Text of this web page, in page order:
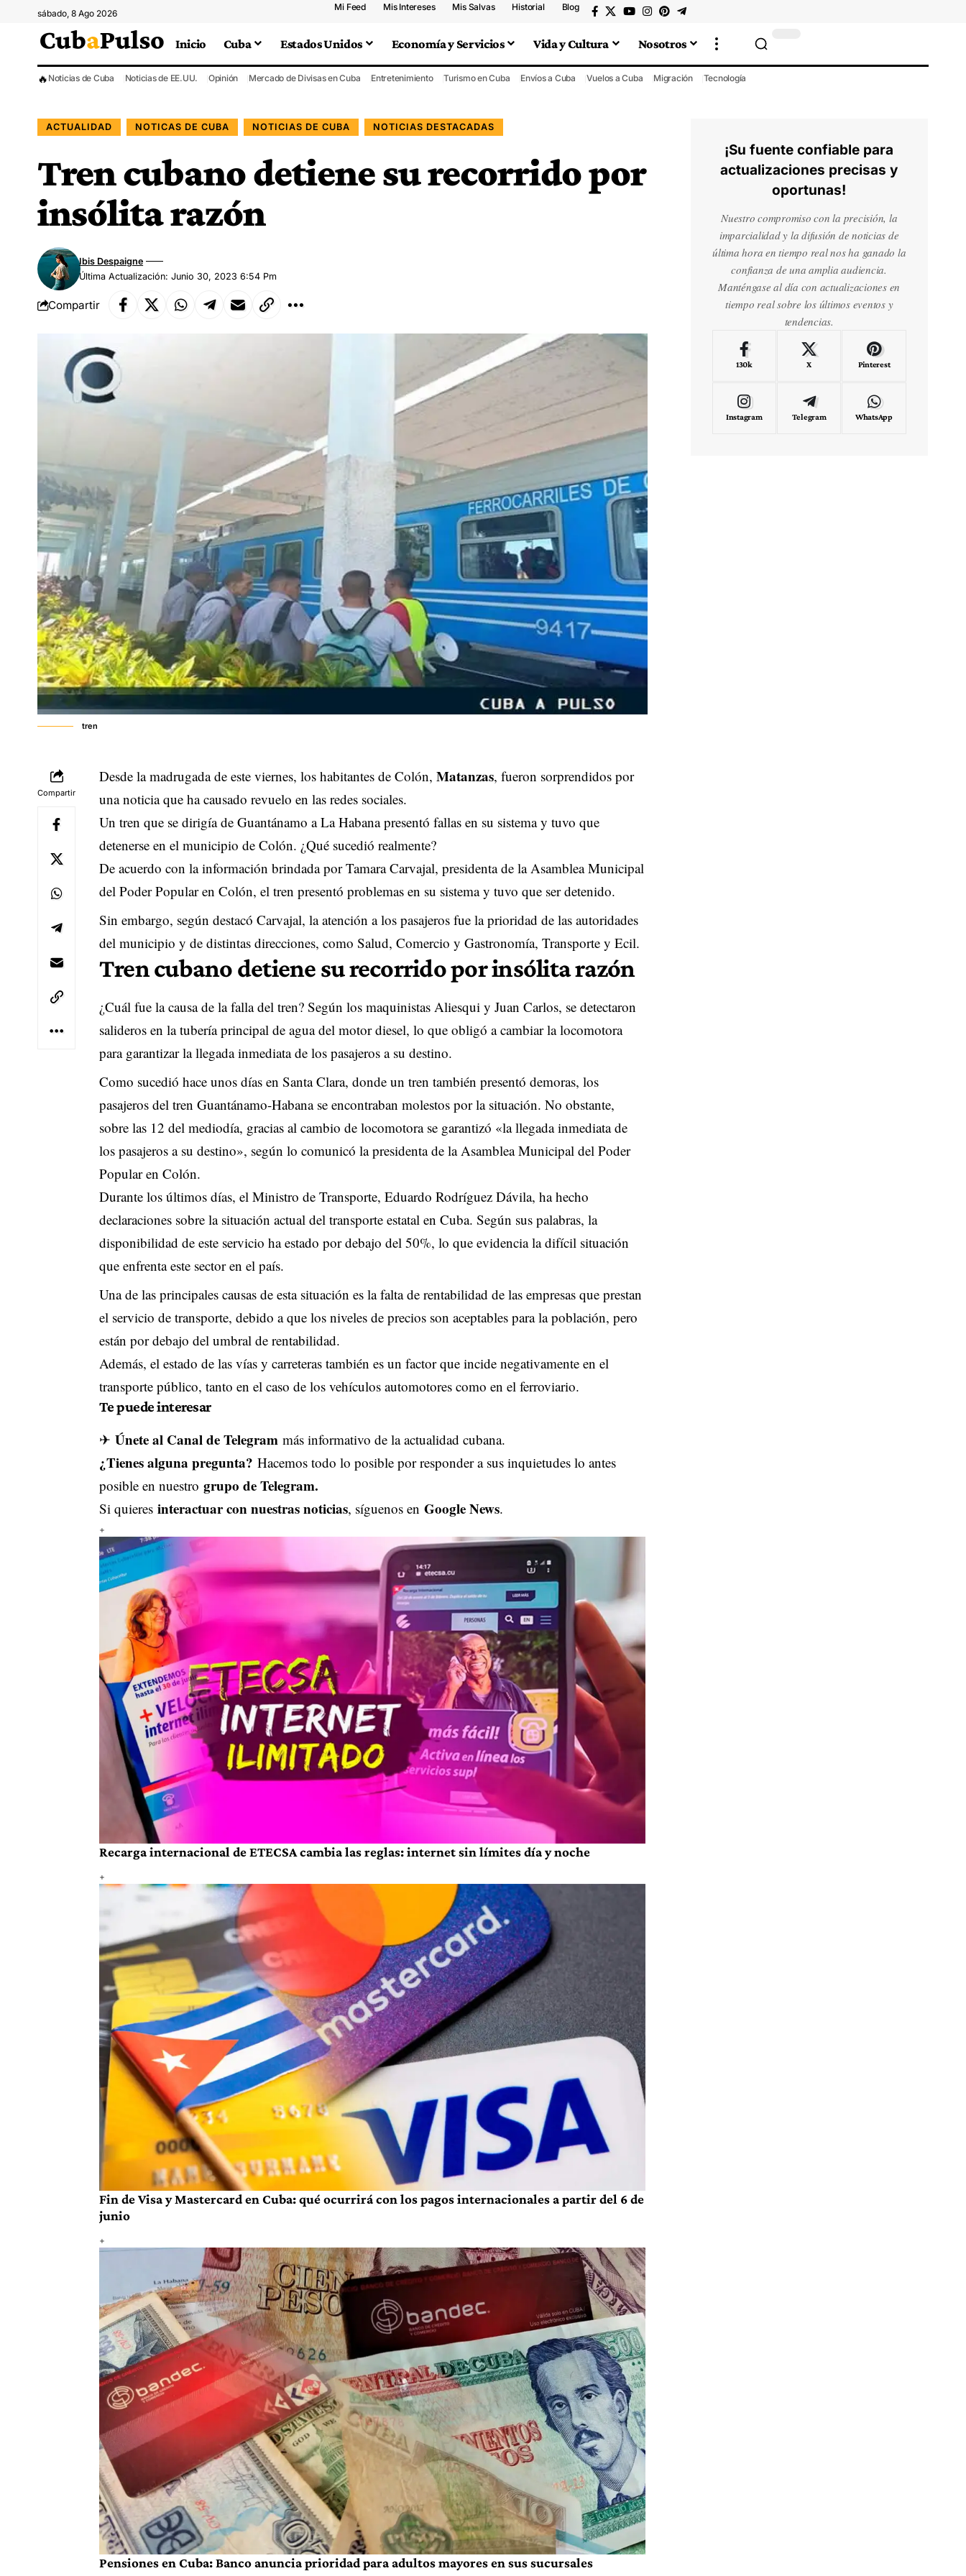
sábado, 8 Ago 2026
Mi Feed Mis Intereses Mis Salvas Historial Blog
Inicio Cuba Estados Unidos Economía y Servicios Vida y Cultura Nosotros
🔥 Noticias de Cuba Noticias de EE.UU. Opinión Mercado de Divisas en Cuba Entretenimiento Turismo en Cuba Envíos a Cuba Vuelos a Cuba Migración Tecnología
ACTUALIDAD NOTICAS DE CUBA NOTICIAS DE CUBA NOTICIAS DESTACADAS
Tren cubano detiene su recorrido por
insólita razón
Última Actualización: Junio 30, 2023 6:54 Pm
Ibis Despaigne
Compartir
tren
Compartir
Desde la madrugada de este viernes, los habitantes de Colón, Matanzas, fueron sorprendidos por
una noticia que ha causado revuelo en las redes sociales.
Un tren que se dirigía de Guantánamo a La Habana presentó fallas en su sistema y tuvo que
detenerse en el municipio de Colón. ¿Qué sucedió realmente?
De acuerdo con la información brindada por Tamara Carvajal, presidenta de la Asamblea Municipal
del Poder Popular en Colón, el tren presentó problemas en su sistema y tuvo que ser detenido.
Sin embargo, según destacó Carvajal, la atención a los pasajeros fue la prioridad de las autoridades
del municipio y de distintas direcciones, como Salud, Comercio y Gastronomía, Transporte y Ecil.
Tren cubano detiene su recorrido por insólita razón
¿Cuál fue la causa de la falla del tren? Según los maquinistas Aliesqui y Juan Carlos, se detectaron
salideros en la tubería principal de agua del motor diesel, lo que obligó a cambiar la locomotora
para garantizar la llegada inmediata de los pasajeros a su destino.
Como sucedió hace unos días en Santa Clara, donde un tren también presentó demoras, los
pasajeros del tren Guantánamo-Habana se encontraban molestos por la situación. No obstante,
sobre las 12 del mediodía, gracias al cambio de locomotora se garantizó «la llegada inmediata de
los pasajeros a su destino», según lo comunicó la presidenta de la Asamblea Municipal del Poder
Popular en Colón.
Durante los últimos días, el Ministro de Transporte, Eduardo Rodríguez Dávila, ha hecho
declaraciones sobre la situación actual del transporte estatal en Cuba. Según sus palabras, la
disponibilidad de este servicio ha estado por debajo del 50%, lo que evidencia la difícil situación
que enfrenta este sector en el país.
Una de las principales causas de esta situación es la falta de rentabilidad de las empresas que prestan
el servicio de transporte, debido a que los niveles de precios son aceptables para la población, pero
están por debajo del umbral de rentabilidad.
Además, el estado de las vías y carreteras también es un factor que incide negativamente en el
transporte público, tanto en el caso de los vehículos automotores como en el ferroviario.
Te puede interesar
✈ Únete al Canal de Telegram más informativo de la actualidad cubana.
¿Tienes alguna pregunta? Hacemos todo lo posible por responder a sus inquietudes lo antes
posible en nuestro grupo de Telegram.
Si quieres interactuar con nuestras noticias, síguenos en Google News.
Recarga internacional de ETECSA cambia las reglas: internet sin límites día y noche
Fin de Visa y Mastercard en Cuba: qué ocurrirá con los pagos internacionales a partir del 6 de
junio
Pensiones en Cuba: Banco anuncia prioridad para adultos mayores en sus sucursales
¡Su fuente confiable para
actualizaciones precisas y
oportunas!
Nuestro compromiso con la precisión, la
imparcialidad y la difusión de noticias de
última hora en tiempo real nos ha ganado la
confianza de una amplia audiencia.
Manténgase al día con actualizaciones en
tiempo real sobre los últimos eventos y
tendencias.
130k X Pinterest
Instagram Telegram WhatsApp